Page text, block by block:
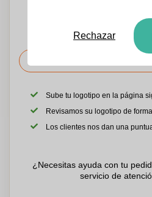
Sube tu logotipo en la página
Revisamos su logotipo de
Los clientes nos dan una
¿Necesitas ayuda con tu
servicio de
Rechazar